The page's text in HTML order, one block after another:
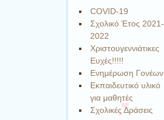
COVID-19
Σχολικό Έτος 2021-
2022
Χριστουγεννιάτικες
Ευχές!!!!!
Ενημέρωση Γονέων
Εκπαιδευτικό υλικό
για μαθητές
Σχολικές Δράσεις